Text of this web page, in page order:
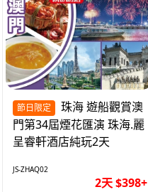
節日限定
門第34屆煙花匯演 珠海.麗
呈睿軒酒店純玩2天
JS-ZHAQ02
2天 $398+